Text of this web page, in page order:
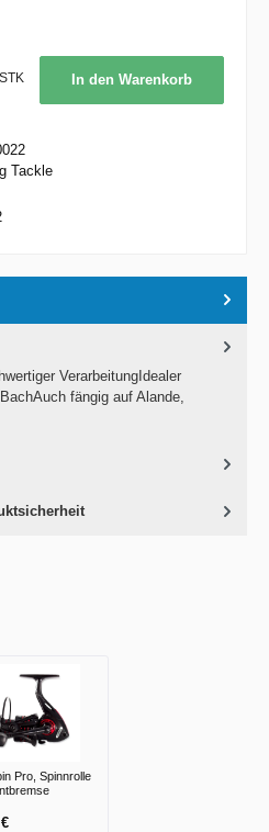
STK In den Warenkorb
Tackle
VerarbeitungIdealer
fängig auf Alande,
Pro, Spinnrolle